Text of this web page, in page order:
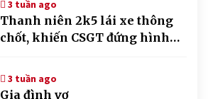
3 tuần ago
Thanh niên 2k5 lái xe thông
chốt, khiến CSGT đứng hình
3 tuần ago
Gia đình vợ